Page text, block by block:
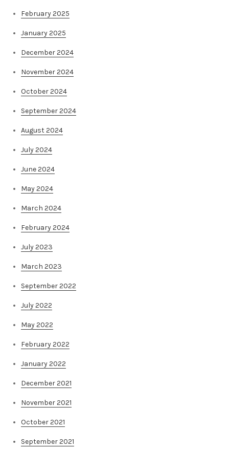
February 2025
January 2025
December 2024
November 2024
October 2024
September 2024
August 2024
July 2024
June 2024
May 2024
March 2024
February 2024
July 2023
March 2023
September 2022
July 2022
May 2022
February 2022
January 2022
December 2021
November 2021
October 2021
September 2021